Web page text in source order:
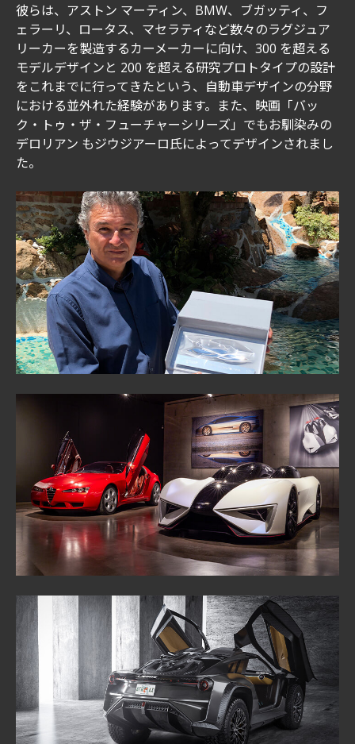
彼らは、アストン マーティン、BMW、ブガッティ、フ
ェラーリ、ロータス、マセラティなど数々のラグジュア
リーカーを製造するカーメーカーに向け、300 を超える
モデルデザインと 200 を超える研究プロトタイプの設計
をこれまでに行ってきたという、自動車デザインの分野
における並外れた経験があります。また、映画「バッ
ク・トゥ・ザ・フューチャーシリーズ」でもお馴染みの
デロリアン もジウジアーロ氏によってデザインされまし
た。